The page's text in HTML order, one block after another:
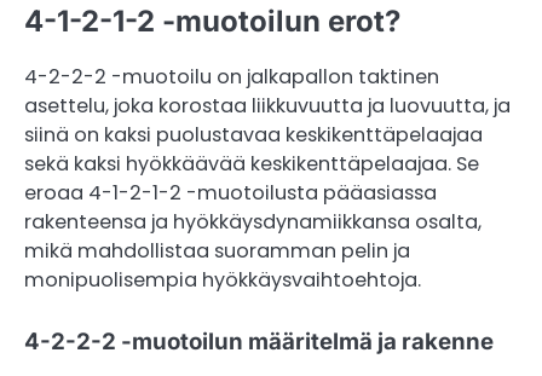
4-1-2-1-2 -muotoilun erot?
4-2-2-2 -muotoilu on jalkapallon taktinen
asettelu, joka korostaa liikkuvuutta ja luovuutta, ja
siinä on kaksi puolustavaa keskikenttäpelaajaa
sekä kaksi hyökkäävää keskikenttäpelaajaa. Se
eroaa 4-1-2-1-2 -muotoilusta pääasiassa
rakenteensa ja hyökkäysdynamiikkansa osalta,
mikä mahdollistaa suoramman pelin ja
monipuolisempia hyökkäysvaihtoehtoja.
4-2-2-2 -muotoilun määritelmä ja rakenne